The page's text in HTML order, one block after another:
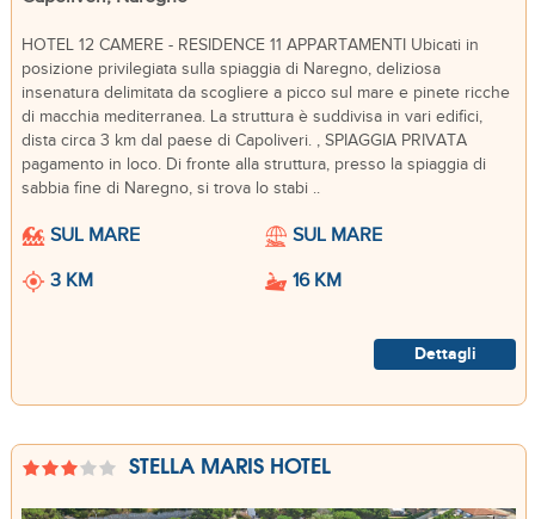
HOTEL 12 CAMERE - RESIDENCE 11 APPARTAMENTI Ubicati in
posizione privilegiata sulla spiaggia di Naregno, deliziosa
insenatura delimitata da scogliere a picco sul mare e pinete ricche
di macchia mediterranea. La struttura è suddivisa in vari edifici,
dista circa 3 km dal paese di Capoliveri. , SPIAGGIA PRIVATA
pagamento in loco. Di fronte alla struttura, presso la spiaggia di
sabbia fine di Naregno, si trova lo stabi ..
SUL MARE
SUL MARE
3 KM
16 KM
Dettagli
STELLA MARIS HOTEL